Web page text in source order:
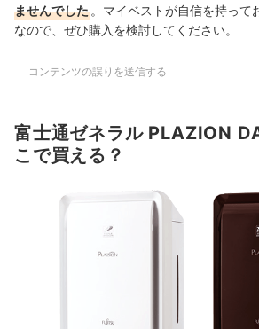
ませんでした 。マイベストが自信を持って
なので、ぜひ購入を検討してください。
コンテンツの誤りを送信する
富士通ゼネラル PLAZION
こで買える？